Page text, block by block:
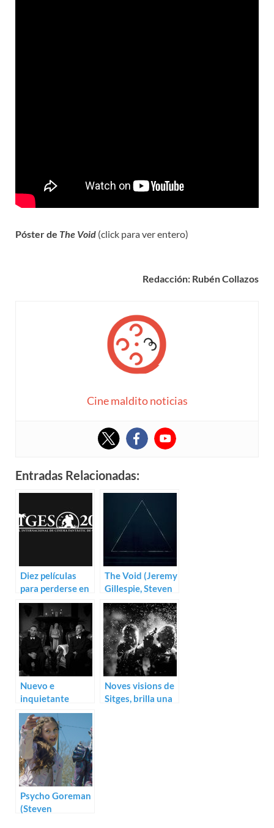
Póster de The Void (click para ver entero)
Redacción: Rubén Collazos
Cine maldito noticias
Entradas Relacionadas:
Diez películas
para perderse en
Sitges
The Void (Jeremy
Gillespie, Steven
Kostanski)
Nuevo e
inquietante
trailer para Last
Will and
Testament of
Rosalind Leigh
Noves visions de
Sitges, brilla una
Psycho Goreman
(Steven